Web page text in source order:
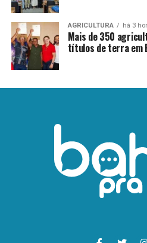
AGRICULTURA há 3
Mais de 350
títulos de terra em